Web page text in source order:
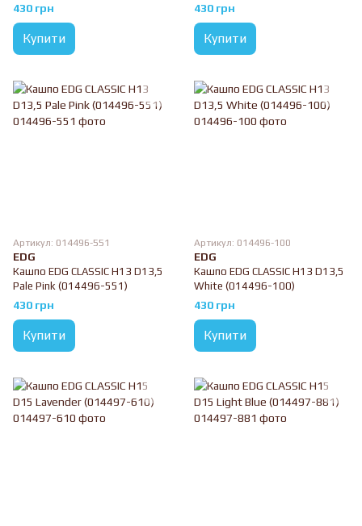
430 грн
Купити
430 грн
Купити
Артикул: 014496-551
EDG
Кашпо EDG CLASSIC H13 D13,5
Pale Pink (014496-551)
430 грн
Купити
Артикул: 014496-100
EDG
Кашпо EDG CLASSIC H13 D13,5
White (014496-100)
430 грн
Купити